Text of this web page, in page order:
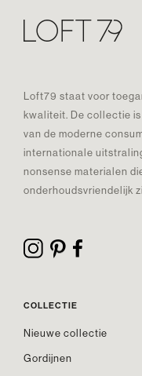
Loft79 staat voor
kwaliteit. De collectie
van de moderne
internationale
nonsense materialen
onderhoudsvriendelijk
COLLECTIE
Nieuwe collectie
Gordijnen